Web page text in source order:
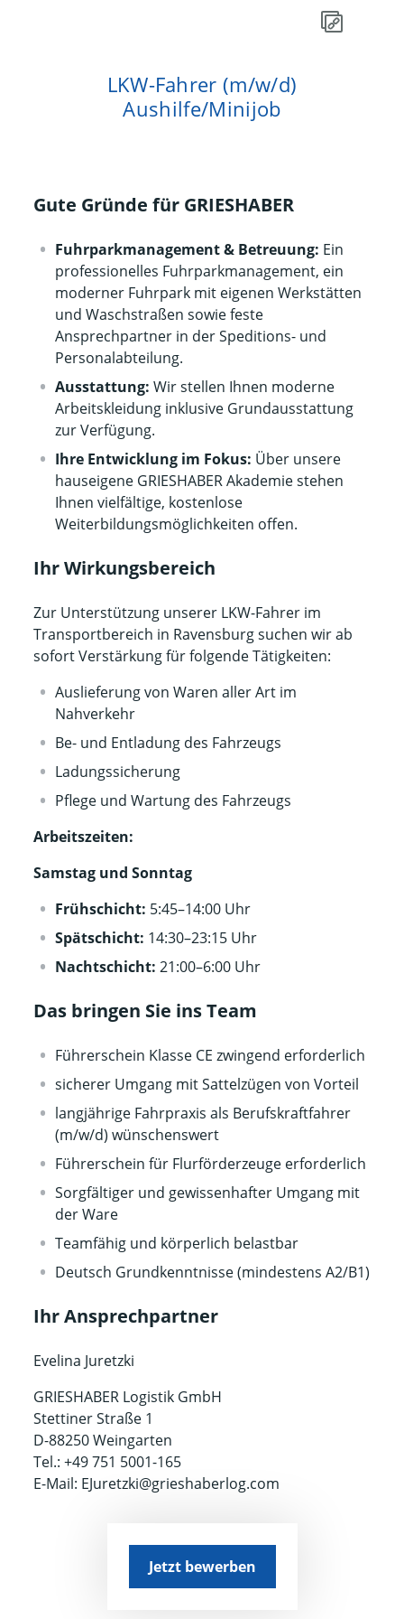
LKW-Fahrer (m/w/d)
Aushilfe/Minijob
Gute Gründe für GRIESHABER
Fuhrparkmanagement & Betreuung: Ein
professionelles Fuhrparkmanagement, ein
moderner Fuhrpark mit eigenen Werkstätten
und Waschstraßen sowie feste
Ansprechpartner in der Speditions- und
Personalabteilung.
Ausstattung:Wir stellen Ihnen moderne
Arbeitskleidung inklusive Grundausstattung
zur Verfügung.
Ihre Entwicklung im Fokus: Über unsere
hauseigene GRIESHABER Akademie stehen
Ihnen vielfältige, kostenlose
Weiterbildungsmöglichkeiten offen.
Ihr Wirkungsbereich
Zur Unterstützung unserer LKW-Fahrer im
Transportbereich in Ravensburg suchen wir ab
sofort Verstärkung für folgende Tätigkeiten:
Auslieferung von Waren aller Art im
Nahverkehr
Be- und Entladung des Fahrzeugs
Ladungssicherung
Pflege und Wartung des Fahrzeugs
Arbeitszeiten:
Samstag und Sonntag
Frühschicht: 5:45–14:00 Uhr
Spätschicht: 14:30–23:15 Uhr
Nachtschicht: 21:00–6:00 Uhr
Das bringen Sie ins Team
Führerschein Klasse CE zwingend erforderlich
sicherer Umgang mit Sattelzügen von Vorteil
langjährige Fahrpraxis als Berufskraftfahrer
(m/w/d) wünschenswert
Führerschein für Flurförderzeuge erforderlich
Sorgfältiger und gewissenhafter Umgang mit
der Ware
Teamfähig und körperlich belastbar
Deutsch Grundkenntnisse (mindestens A2/B1)
Ihr Ansprechpartner
Evelina Juretzki
GRIESHABER Logistik GmbH
Stettiner Straße 1
D-88250 Weingarten
Tel.: +49 751 5001-165
E-Mail: EJuretzki@grieshaberlog.com
Jetzt bewerben